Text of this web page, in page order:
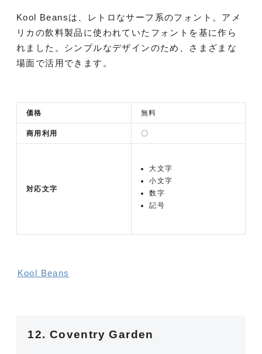
Kool Beansは、レトロなサーフ系のフォント。アメ
リカの飲料製品に使われていたフォントを基に作ら
れました。シンプルなデザインのため、さまざまな
場面で活用できます。
価格 無料
商用利用 〇
対応文字
大文字
小文字
数字
記号
Kool Beans
12. Coventry Garden